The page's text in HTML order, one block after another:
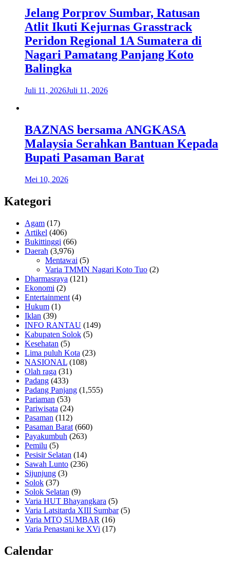
Jelang Porprov Sumbar, Ratusan
Atlit Ikuti Kejurnas Grasstrack
Peridon Regional 1A Sumatera di
Nagari Pamatang Panjang Koto
Balingka
Juli 11, 2026Juli 11, 2026
BAZNAS bersama ANGKASA
Malaysia Serahkan Bantuan Kepada
Bupati Pasaman Barat
Mei 10, 2026
Kategori
Agam (17)
Artikel (406)
Bukittinggi (66)
Daerah (3,976)
Mentawai (5)
Varia TMMN Nagari Koto Tuo (2)
Dharmasraya (121)
Ekonomi (2)
Entertainment (4)
Hukum (1)
Iklan (39)
INFO RANTAU (149)
Kabupaten Solok (5)
Kesehatan (5)
Lima puluh Kota (23)
NASIONAL (108)
Olah raga (31)
Padang (433)
Padang Panjang (1,555)
Pariaman (53)
Pariwisata (24)
Pasaman (112)
Pasaman Barat (660)
Payakumbuh (263)
Pemilu (5)
Pesisir Selatan (14)
Sawah Lunto (236)
Sijunjung (3)
Solok (37)
Solok Selatan (9)
Varia HUT Bhayangkara (5)
Varia Latsitarda XIII Sumbar(5)
Varia MTQ SUMBAR (16)
Varia Penastani ke XVi (17)
Calendar